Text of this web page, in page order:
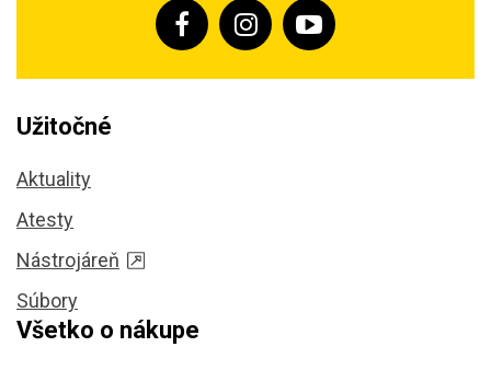
Užitočné
Aktuality
Atesty
Nástrojáreň
Súbory
Všetko o nákupe